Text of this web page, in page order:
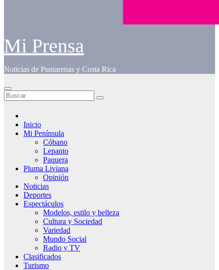
Mi Prensa
Noticias de Puntarenas y Costa Rica
Inicio
Mi Península
Cóbano
Lepanto
Paquera
Pluma Liviana
Opinión
Noticias
Deportes
Espectáculos
Modelos, estilo y belleza
Cultura y Sociedad
Variedad
Mundo Social
Radio y TV
Clasificados
Turismo